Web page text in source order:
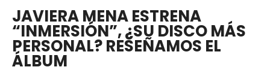
JAVIERA MENA ESTRENA
“INMERSIÓN”, ¿SU DISCO MÁS
PERSONAL? RESEÑAMOS EL
ÁLBUM